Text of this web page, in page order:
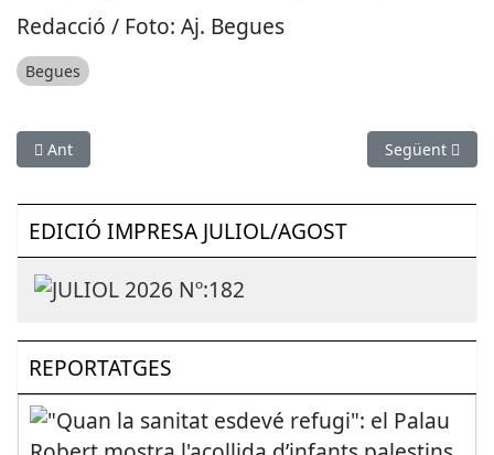
Redacció / Foto: Aj. Begues
Begues
Article anterior: ESPORTS (GIMNÀSTICA ARTÍSTICA):
Ant Article
Següent
EDICIÓ IMPRESA JULIOL/AGOST
REPORTATGES